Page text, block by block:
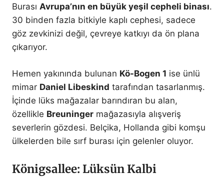
Burası Avrupa’nın en büyük yeşil cepheli binası.
30 binden fazla bitkiyle kaplı cephesi, sadece
göz zevkinizi değil, çevreye katkıyı da ön plana
çıkarıyor.
Hemen yakınında bulunan Kö-Bogen 1 ise ünlü
mimar Daniel Libeskind tarafından tasarlanmış.
İçinde lüks mağazalar barındıran bu alan,
özellikle Breuninger mağazasıyla alışveriş
severlerin gözdesi. Belçika, Hollanda gibi komşu
ülkelerden bile sırf burası için gelenler oluyor.
Königsallee: Lüksün Kalbi